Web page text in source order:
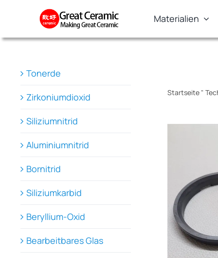
Materialien
Startseite"
Tonerde
Zirkoniumdioxid
Siliziumnitrid
Aluminiumnitrid
Bornitrid
Siliziumkarbid
Beryllium-Oxid
Bearbeitbares Glas